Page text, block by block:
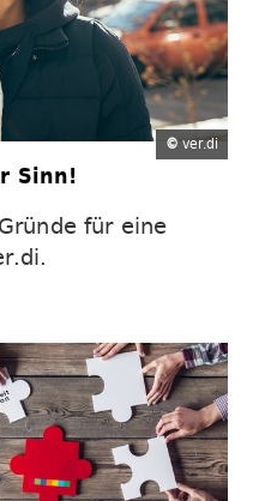
© ver.di
Sinn!
für eine